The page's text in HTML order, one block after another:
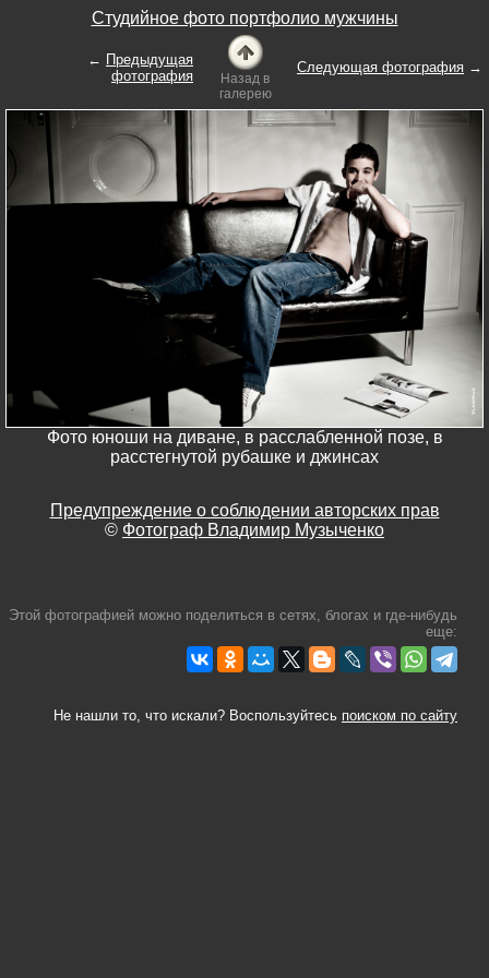
Студийное фото портфолио мужчины
← Предыдущая
фотография
Назад в
галерею
Следующая фотография →
Фото юноши на диване, в расслабленной позе, в
расстегнутой рубашке и джинсах
Предупреждение о соблюдении авторских прав
© Фотограф Владимир Музыченко
Этой фотографией можно поделиться в сетях, блогах и где-нибудь
еще:
Не нашли то, что искали? Воспользуйтесь поиском по сайту